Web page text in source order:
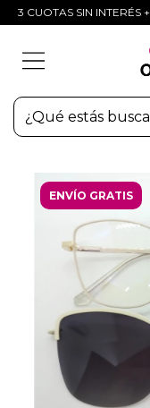
3 CUOTAS SIN
ENVÍO GRATIS